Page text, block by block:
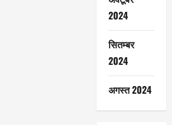
2024
सितम्बर
2024
अगस्त 2024